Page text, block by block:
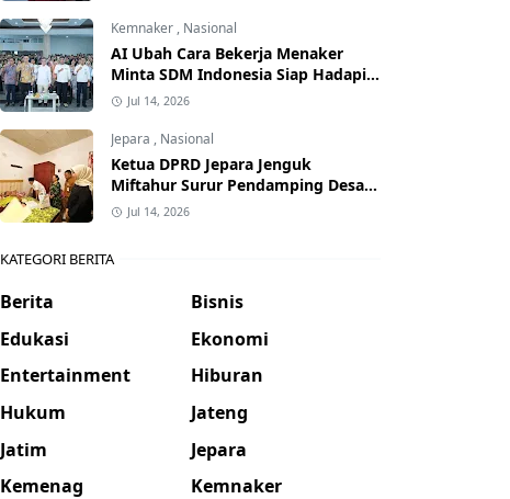
Kemnaker , Nasional
AI Ubah Cara Bekerja Menaker
Minta SDM Indonesia Siap Hadapi
Dunia Kerja Baru
Jul 14, 2026
Jepara , Nasional
Ketua DPRD Jepara Jenguk
Miftahur Surur Pendamping Desa
yang Sakit
Jul 14, 2026
KATEGORI BERITA
Berita
Bisnis
Edukasi
Ekonomi
Entertainment
Hiburan
Hukum
Jateng
Jatim
Jepara
Kemenag
Kemnaker